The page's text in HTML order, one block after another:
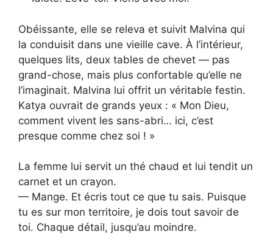
Obéissante, elle se releva et suivit Malvina qui
la conduisit dans une vieille cave. À l’intérieur,
quelques lits, deux tables de chevet — pas
grand-chose, mais plus confortable qu’elle ne
l’imaginait. Malvina lui offrit un véritable festin.
Katya ouvrait de grands yeux : « Mon Dieu,
comment vivent les sans-abri… ici, c’est
presque comme chez soi ! »
La femme lui servit un thé chaud et lui tendit un
carnet et un crayon.
— Mange. Et écris tout ce que tu sais. Puisque
tu es sur mon territoire, je dois tout savoir de
toi. Chaque détail, jusqu’au moindre.